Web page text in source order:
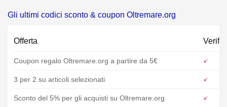
Gli ultimi codici sconto & coupon Oltremare.org
Offerta
Coupon regalo Oltremare.org a partire da 5€
3 per 2 su articoli selezionati
Sconto del 5% per gli acquisti su Oltremare.org